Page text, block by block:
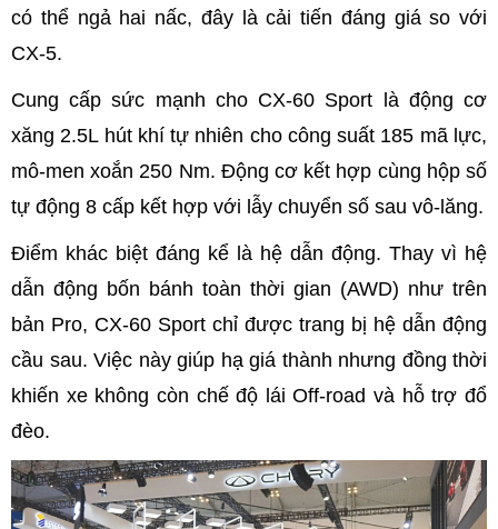
có thể ngả hai nấc, đây là cải tiến đáng giá so với
CX-5.
Cung cấp sức mạnh cho CX-60 Sport là động cơ
xăng 2.5L hút khí tự nhiên cho công suất 185 mã lực,
mô-men xoắn 250 Nm. Động cơ kết hợp cùng hộp số
tự động 8 cấp kết hợp với lẫy chuyển số sau vô-lăng.
Điểm khác biệt đáng kể là hệ dẫn động. Thay vì hệ
dẫn động bốn bánh toàn thời gian (AWD) như trên
bản Pro, CX-60 Sport chỉ được trang bị hệ dẫn động
cầu sau. Việc này giúp hạ giá thành nhưng đồng thời
khiến xe không còn chế độ lái Off-road và hỗ trợ đổ
đèo.